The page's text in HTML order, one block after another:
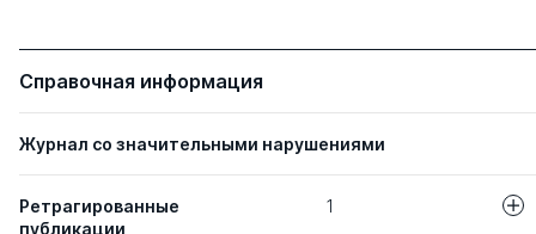
Справочная информация
Журнал со значительными нарушениями
Ретрагированные
публикации
1